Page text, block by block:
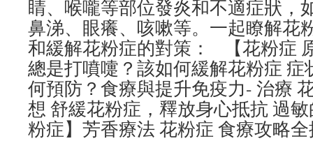
睛、喉嚨等部位發炎和不適症狀，
鼻涕、眼癢、咳嗽等。一起瞭解花
和緩解花粉症的對策： 【花粉症
總是打噴嚏？該如何緩解花粉症 症
何預防？食療與提升免疫力- 治療
想 舒緩花粉症，釋放身心抵抗 過
粉症】芳香療法 花粉症 食療攻略